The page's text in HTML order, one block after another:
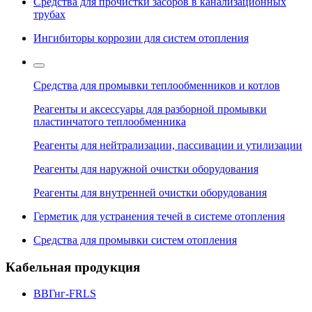
трубах
Ингибиторы коррозии для систем отопления
Средства для промывки теплообменников и котлов
Реагенты и аксессуары для разборной промывки
пластинчатого теплообменника
Реагенты для нейтрализации, пассивации и утилизации
Реагенты для наружной очистки оборудования
Реагенты для внутренней очистки оборудования
Герметик для устранения течей в системе отопления
Средства для промывки систем отопления
Кабельная продукция
ВВГнг-FRLS